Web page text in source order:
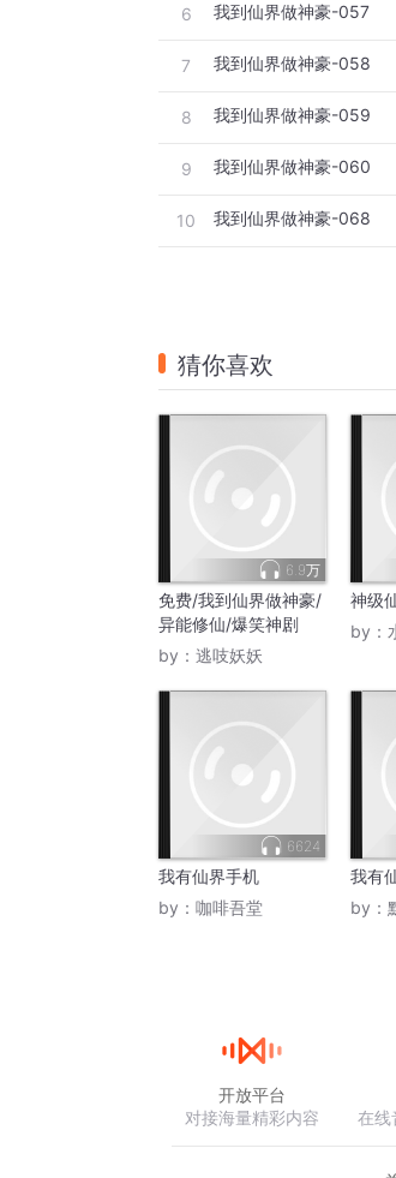
6 我到仙界做神豪-057
7 我到仙界做神豪-058
8 我到仙界做神豪-059
9 我到仙界做神豪-060
10 我到仙界做神豪-068
猜你喜欢
6.9万
免费/我到仙界做神豪/
异能修仙/爆笑神剧
by： 逃吱妖妖
神级
by：
6624
我有仙界手机
by： 咖啡吾堂
我有
by：
开放平台
对接海量精彩内容
在线